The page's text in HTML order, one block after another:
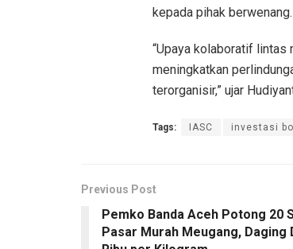
kepada pihak berwenang.
“Upaya kolaboratif lintas
meningkatkan
terorganisir,” ujar
Tags: IASC investasi
Previous Post
Pemko Banda Aceh Potong 20
Pasar Murah Meugang, Daging